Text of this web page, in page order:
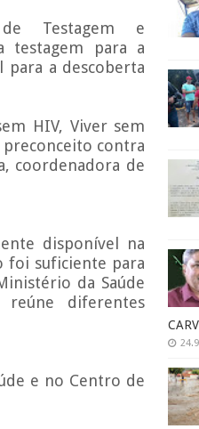
de Testagem e
testagem para a
para a descoberta
HIV, Viver sem
contra
coordenadora de
disponível na
foi suficiente para
da Saúde
reúne diferentes
e no Centro de